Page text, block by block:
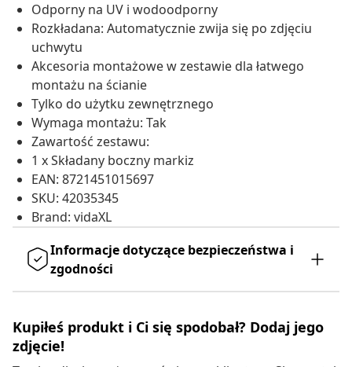
Odporny na UV i wodoodporny
Rozkładana: Automatycznie zwija się po zdjęciu
uchwytu
Akcesoria montażowe w zestawie dla łatwego
montażu na ścianie
Tylko do użytku zewnętrznego
Wymaga montażu: Tak
Zawartość zestawu:
1 x Składany boczny markiz
EAN: 8721451015697
SKU: 42035345
Brand: vidaXL
Informacje dotyczące bezpieczeństwa i
zgodności
Kupiłeś produkt i Ci się spodobał? Dodaj jego
zdjęcie!